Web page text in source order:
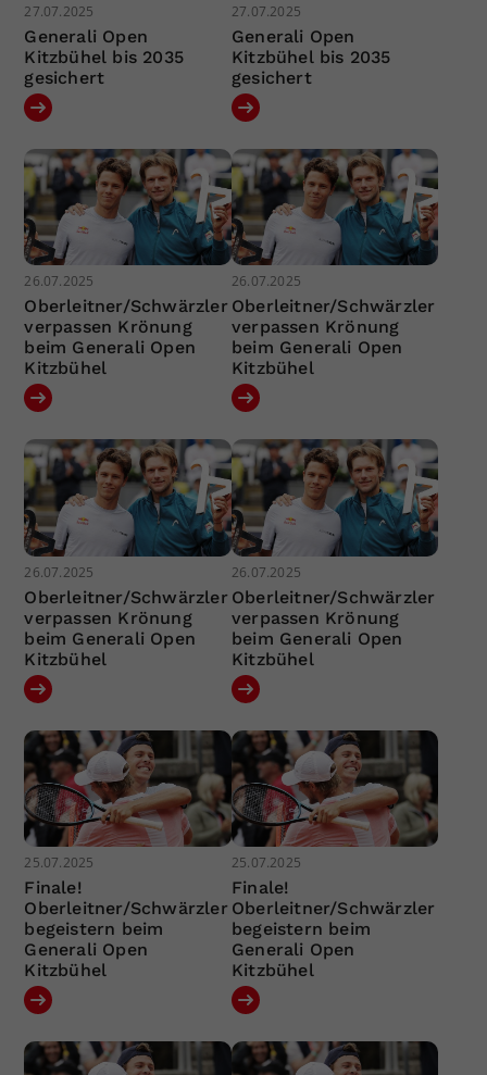
27.07.2025
Generali Open
Kitzbühel bis 2035
gesichert
27.07.2025
Generali Open
Kitzbühel bis 2035
gesichert
26.07.2025
Oberleitner/Schwärzler
verpassen Krönung
beim Generali Open
Kitzbühel
26.07.2025
Oberleitner/Schwärzler
verpassen Krönung
beim Generali Open
Kitzbühel
26.07.2025
Oberleitner/Schwärzler
verpassen Krönung
beim Generali Open
Kitzbühel
26.07.2025
Oberleitner/Schwärzler
verpassen Krönung
beim Generali Open
Kitzbühel
25.07.2025
Finale!
Oberleitner/Schwärzler
begeistern beim
Generali Open
Kitzbühel
25.07.2025
Finale!
Oberleitner/Schwärzler
begeistern beim
Generali Open
Kitzbühel